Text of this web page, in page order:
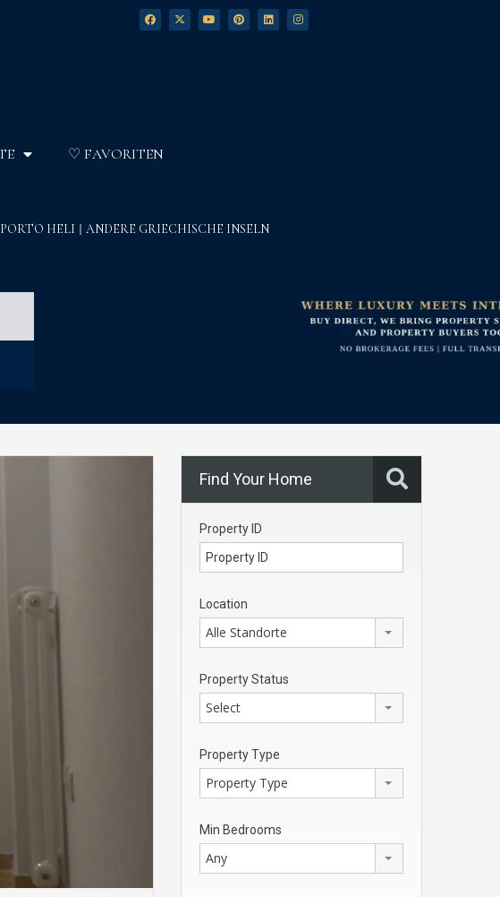
♡ FAVORITEN
PORTO HELI ANDERE GRIECHISCHE INSELN
Find Your Home
Property ID
Location
Alle Standorte
Property Status
Select
Property Type
Property Type
Min Bedrooms
Any